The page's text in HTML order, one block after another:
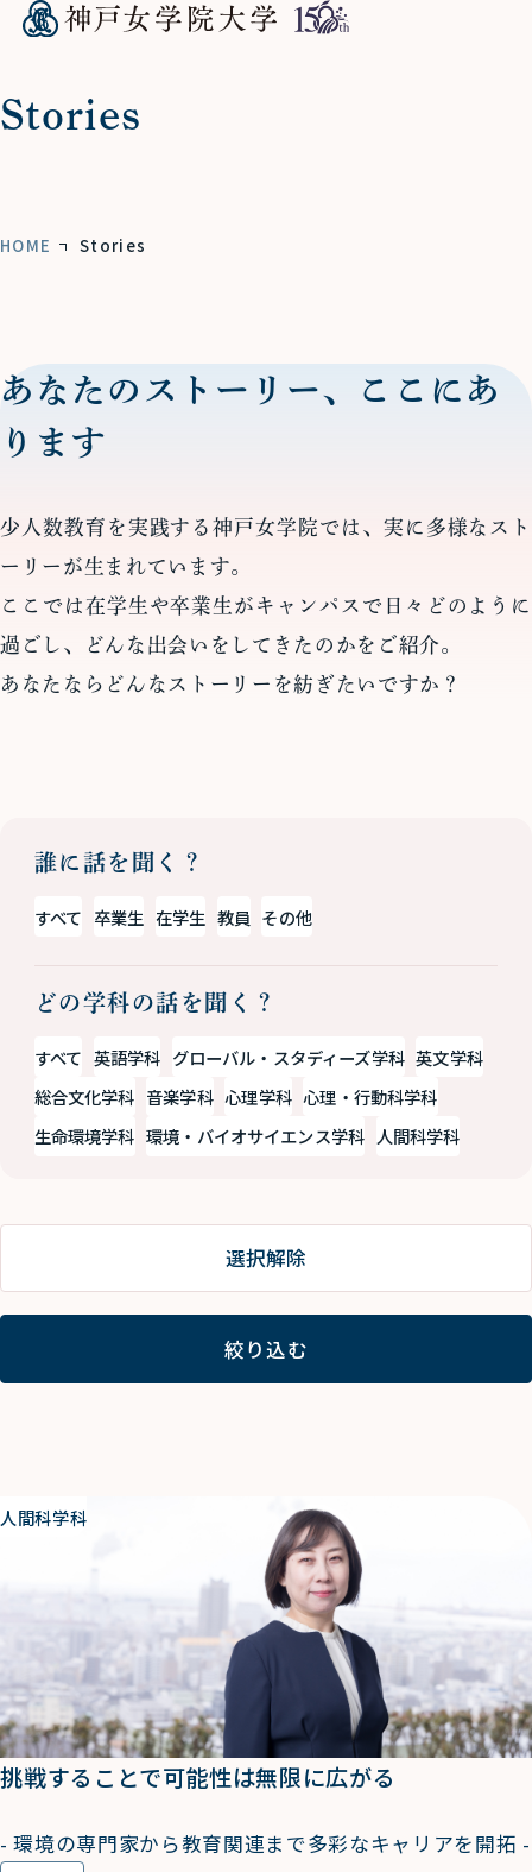
Stories
HOME Stories
あなたのストーリー、ここにあ
ります
少人数教育を実践する神戸女学院では、実に多様なスト
ーリーが生まれています。
ここでは在学生や卒業生がキャンパスで日々どのように
過ごし、どんな出会いをしてきたのかをご紹介。
あなたならどんなストーリーを紡ぎたいですか？
誰に話を聞く？
すべて 卒業生 在学生 教員 その他
どの学科の話を聞く？
すべて 英語学科 グローバル・スタディーズ学科 英文学科
総合文化学科 音楽学科 心理学科 心理・行動科学科
生命環境学科 環境・バイオサイエンス学科 人間科学科
選択解除
絞り込む
人間科学科
挑戦することで可能性は無限に広がる
- 環境の専門家から教育関連まで多彩なキャリアを開拓 -